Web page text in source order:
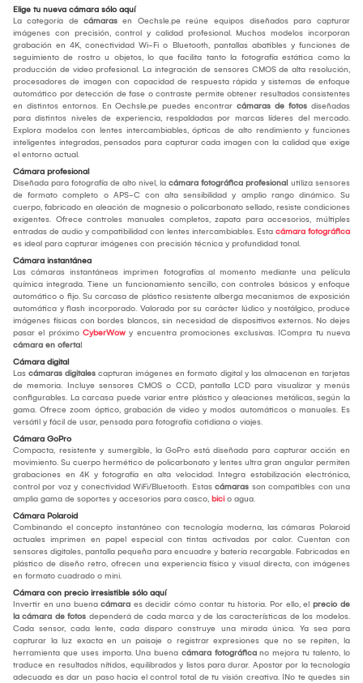
Elige tu nueva cámara sólo aquí
La categoría de cámaras en Oechsle.pe reúne equipos diseñados para capturar
imágenes con precisión, control y calidad profesional. Muchos modelos incorporan
grabación en 4K, conectividad Wi-Fi o Bluetooth, pantallas abatibles y funciones de
seguimiento de rostro u objetos, lo que facilita tanto la fotografía estática como la
producción de video profesional. La integración de sensores CMOS de alta resolución,
procesadores de imagen con capacidad de respuesta rápida y sistemas de enfoque
automático por detección de fase o contraste permite obtener resultados consistentes
en distintos entornos. En Oechsle.pe puedes encontrar cámaras de fotos diseñadas
para distintos niveles de experiencia, respaldadas por marcas líderes del mercado.
Explora modelos con lentes intercambiables, ópticas de alto rendimiento y funciones
inteligentes integradas, pensados para capturar cada imagen con la calidad que exige
el entorno actual.
Cámara profesional
Diseñada para fotografía de alto nivel, la cámara fotográfica profesional utiliza sensores
de formato completo o APS-C con alta sensibilidad y amplio rango dinámico. Su
cuerpo, fabricado en aleación de magnesio o policarbonato sellado, resiste condiciones
exigentes. Ofrece controles manuales completos, zapata para accesorios, múltiples
entradas de audio y compatibilidad con lentes intercambiables. Esta cámara fotográfica
es ideal para capturar imágenes con precisión técnica y profundidad tonal.
Cámara instantánea
Las cámaras instantáneas imprimen fotografías al momento mediante una película
química integrada. Tiene un funcionamiento sencillo, con controles básicos y enfoque
automático o fijo. Su carcasa de plástico resistente alberga mecanismos de exposición
automática y flash incorporado. Valorada por su carácter lúdico y nostálgico, produce
imágenes físicas con bordes blancos, sin necesidad de dispositivos externos. No dejes
pasar el próximo CyberWow y encuentra promociones exclusivas. ¡Compra tu nueva
cámara en oferta!
Cámara digital
Las cámaras digitales capturan imágenes en formato digital y las almacenan en tarjetas
de memoria. Incluye sensores CMOS o CCD, pantalla LCD para visualizar y menús
configurables. La carcasa puede variar entre plástico y aleaciones metálicas, según la
gama. Ofrece zoom óptico, grabación de video y modos automáticos o manuales. Es
versátil y fácil de usar, pensada para fotografía cotidiana o viajes.
Cámara GoPro
Compacta, resistente y sumergible, la GoPro está diseñada para capturar acción en
movimiento. Su cuerpo hermético de policarbonato y lentes ultra gran angular permiten
grabaciones en 4K y fotografía en alta velocidad. Integra estabilización electrónica,
control por voz y conectividad WiFi/Bluetooth. Estas cámaras son compatibles con una
amplia gama de soportes y accesorios para casco, bicio agua.
Cámara Polaroid
Combinando el concepto instantáneo con tecnología moderna, las cámaras Polaroid
actuales imprimen en papel especial con tintas activadas por calor. Cuentan con
sensores digitales, pantalla pequeña para encuadre y batería recargable. Fabricadas en
plástico de diseño retro, ofrecen una experiencia física y visual directa, con imágenes
en formato cuadrado o mini.
Cámara con precio irresistible sólo aquí
Invertir en una buena cámara es decidir cómo contar tu historia. Por ello, el precio de
la cámara de fotos dependerá de cada marca y de las características de los modelos.
Cada sensor, cada lente, cada disparo construye una mirada única. Ya sea para
capturar la luz exacta en un paisaje o registrar expresiones que no se repiten, la
herramienta que uses importa. Una buena cámara fotográfica no mejora tu talento, lo
traduce en resultados nítidos, equilibrados y listos para durar. Apostar por la tecnología
adecuada es dar un paso hacia el control total de tu visión creativa. ¡No te quedes sin